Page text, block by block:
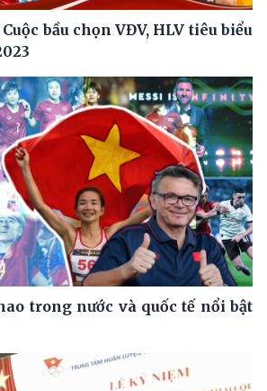
bầu chọn VĐV, HLV tiêu biểu
trong nước và quốc tế nổi bật